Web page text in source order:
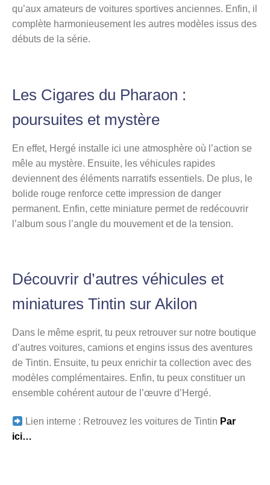
qu’aux amateurs de voitures sportives anciennes. Enfin, il
complète harmonieusement les autres modèles issus des
débuts de la série.
Les Cigares du Pharaon :
poursuites et mystère
En effet, Hergé installe ici une atmosphère où l’action se
mêle au mystère. Ensuite, les véhicules rapides
deviennent des éléments narratifs essentiels. De plus, le
bolide rouge renforce cette impression de danger
permanent. Enfin, cette miniature permet de redécouvrir
l’album sous l’angle du mouvement et de la tension.
Découvrir d’autres véhicules et
miniatures Tintin sur Akilon
Dans le même esprit, tu peux retrouver sur notre boutique
d’autres voitures, camions et engins issus des aventures
de Tintin. Ensuite, tu peux enrichir ta collection avec des
modèles complémentaires. Enfin, tu peux constituer un
ensemble cohérent autour de l’œuvre d’Hergé.
Lien interne : Retrouvez les voitures de Tintin Par
ici…